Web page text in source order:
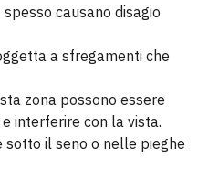
causano disagio
a sfregamenti che
zona possono essere
interferire con la vista.
sotto il seno o nelle pieghe